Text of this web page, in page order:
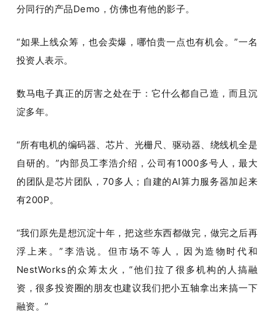
分同行的产品Demo，仿佛也有他的影子。
“如果上线众筹，也会卖爆，哪怕贵一点也有机会。”一名
投资人表示。
数马电子真正的厉害之处在于：它什么都自己造，而且沉
淀多年。
“所有电机的编码器、芯片、光栅尺、驱动器、绕线机全是
自研的。”内部员工李浩介绍，公司有1000多号人，最大
的团队是芯片团队，70多人；自建的AI算力服务器加起来
有200P。
“我们原先是想沉淀十年，把这些东西都做完，做完之后再
浮上来。”李浩说。但市场不等人，因为造物时代和
NestWorks的众筹太火，“他们拉了很多机构的人搞融
资，很多投资圈的朋友也建议我们把小五轴拿出来搞一下
融资。”